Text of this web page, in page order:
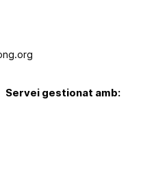
Servei gestionat amb: